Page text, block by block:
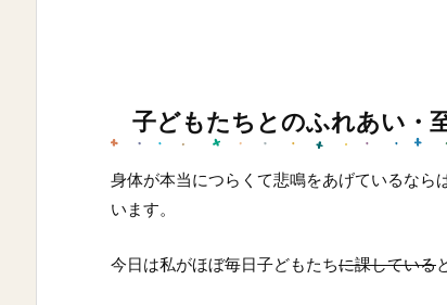
子どもたちとのふれあい・
身体が本当につらくて悲鳴をあげているな
います。
今日は私がほぼ毎日子どもたちに課している